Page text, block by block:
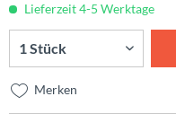
Lieferzeit 4-5 Werktage
Merken